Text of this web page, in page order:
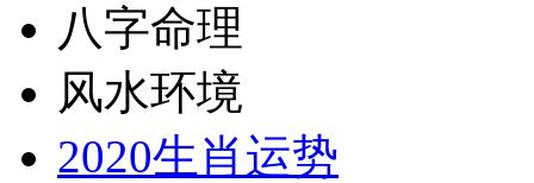
八字命理
风水环境
2020生肖运势